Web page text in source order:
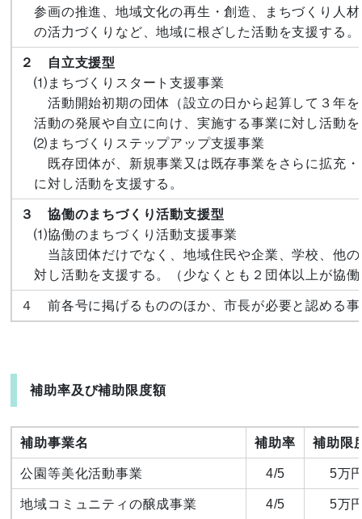
参画の推進、地域文化の再生・創造、まちづくり人
の活力づくりなど、地域に根ざした活動を支援する。
２ 自立支援型
⑴まちづくりスタート支援事業
活動開始初期の団体（設立の日から起算して３年を
活動の発展や自立に向け、実施する事業に対し活動
⑵まちづくりステップアップ支援事業
既存団体が、新規事業又は既存事業をさらに拡充・
に対し活動を支援する。
３ 協働のまちづくり活動支援型
⑴協働のまちづくり活動支援事業
当該団体だけでなく、地域住民や企業、学校、他の
対し活動を支援する。（少なくとも２団体以上が協
４ 前各号に掲げるもののほか、市長が必要と認める事
補助率及び補助限度額
補助事業名 補助率 補助限
公園等美化活動事業 4/5 5万
地域コミュニティの醸成事業 4/5 5万